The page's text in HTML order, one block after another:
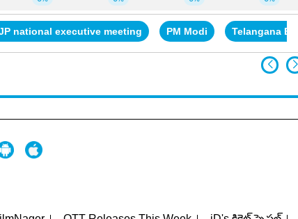
national executive meeting PM Modi Telangana BJP